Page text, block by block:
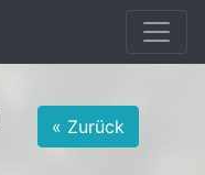
« Zurück